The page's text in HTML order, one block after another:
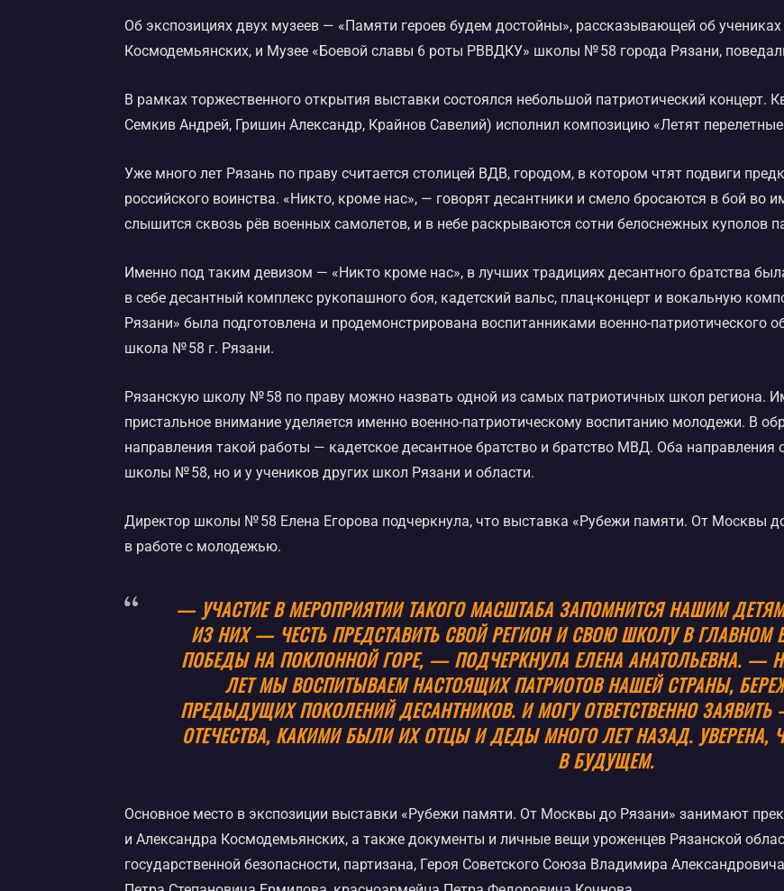
Об экспозициях двух музеев — «Памяти героев будем достойны», рассказывающей об
Космодемьянских, и Музее «Боевой славы 6 роты РВВДКУ» школы № 58 города Рязани,
В рамках торжественного открытия выставки состоялся небольшой патриотический концерт.
Семкив Андрей, Гришин Александр, Крайнов Савелий) исполнил композицию «Летят
Уже много лет Рязань по праву считается столицей ВДВ, городом, в котором чтят подвиги
российского воинства. «Никто, кроме нас», — говорят десантники и смело бросаются в бой во
слышится сквозь рёв военных самолетов, и в небе раскрываются сотни белоснежных куполов
Именно под таким девизом — «Никто кроме нас», в лучших традициях десантного братства
в себе десантный комплекс рукопашного боя, кадетский вальс, плац-концерт и вокальную
Рязани» была подготовлена и продемонстрирована воспитанниками военно-патриотического
школа № 58 г. Рязани.
Рязанскую школу № 58 по праву можно назвать одной из самых патриотичных школ региона.
пристальное внимание уделяется именно военно-патриотическому воспитанию молодежи. В
направления такой работы — кадетское десантное братство и братство МВД. Оба направления
школы № 58, но и у учеников других школ Рязани и области.
Директор школы № 58 Елена Егорова подчеркнула, что выставка «Рубежи памяти. От Москвы
в работе с молодежью.
— УЧАСТИЕ В МЕРОПРИЯТИИ ТАКОГО МАСШТАБА ЗАПОМНИТСЯ НАШИМ
ИЗ НИХ — ЧЕСТЬ ПРЕДСТАВИТЬ СВОЙ РЕГИОН И СВОЮ ШКОЛУ В ГЛАВНОМ
ПОБЕДЫ НА ПОКЛОННОЙ ГОРЕ, — ПОДЧЕРКНУЛА ЕЛЕНА АНАТОЛЬЕВНА. —
ЛЕТ МЫ ВОСПИТЫВАЕМ НАСТОЯЩИХ ПАТРИОТОВ НАШЕЙ СТРАНЫ,
ПРЕДЫДУЩИХ ПОКОЛЕНИЙ ДЕСАНТНИКОВ. И МОГУ ОТВЕТСТВЕННО
ОТЕЧЕСТВА, КАКИМИ БЫЛИ ИХ ОТЦЫ И ДЕДЫ МНОГО ЛЕТ НАЗАД.
В БУДУЩЕМ.
Основное место в экспозиции выставки «Рубежи памяти. От Москвы до Рязани» занимают
и Александра Космодемьянских, а также документы и личные вещи уроженцев Рязанской
государственной безопасности, партизана, Героя Советского Союза Владимира